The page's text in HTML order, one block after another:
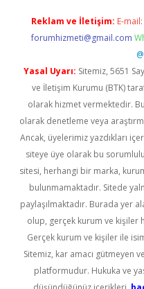
Reklam ve İletişim: E-mail:
forumhizmeti@gmail.com
Yasal Uyarı: Sitemiz, 5651
ve İletişim Kurumu (BTK)
olarak hizmet vermektedir.
olarak denetleme veya
Ancak, üyelerimiz yazdıkları
siteye üye olarak bu
sitesi, herhangi bir marka,
bulunmamaktadır. Sitede
paylaşılmaktadır. Burada yer
olup, gerçek kurum ve kişiler
Gerçek kurum ve kişiler ile
Sitemiz, kar amacı gütmeyen
platformudur. Hukuka ve